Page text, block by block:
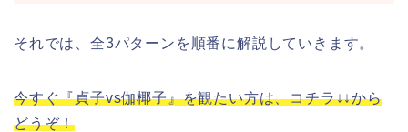
それでは、全3パターンを順番に解説していきます。
今すぐ『貞子vs伽椰子』を観たい方は、コチラ↓↓から
どうぞ！